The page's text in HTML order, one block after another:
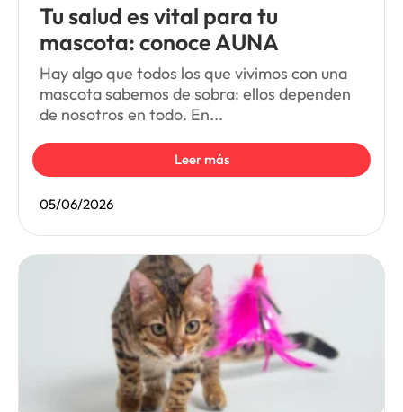
Tu salud es vital para tu
mascota: conoce AUNA
Hay algo que todos los que vivimos con una
mascota sabemos de sobra: ellos dependen
de nosotros en todo. En...
Leer más
05/06/2026